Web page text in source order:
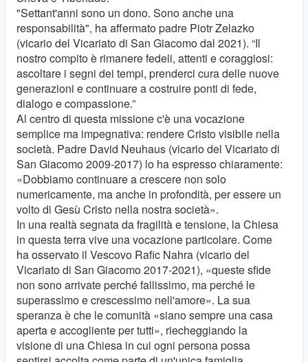
"Settant'anni sono un dono. Sono anche una
responsabilità", ha affermato padre Piotr Zelazko
(vicario del Vicariato di San Giacomo dal 2021). “Il
nostro compito è rimanere fedeli, attenti e coraggiosi:
ascoltare i segni dei tempi, prenderci cura delle nuove
generazioni e continuare a costruire ponti di fede,
dialogo e compassione.”
Al centro di questa missione c'è una vocazione
semplice ma impegnativa: rendere Cristo visibile nella
società. Padre David Neuhaus (vicario del Vicariato di
San Giacomo 2009-2017) lo ha espresso chiaramente:
«Dobbiamo continuare a crescere non solo
numericamente, ma anche in profondità, per essere un
volto di Gesù Cristo nella nostra società».
In una realtà segnata da fragilità e tensione, la Chiesa
in questa terra vive una vocazione particolare. Come
ha osservato il Vescovo Rafic Nahra (vicario del
Vicariato di San Giacomo 2017-2021), «queste sfide
non sono arrivate perché fallissimo, ma perché le
superassimo e crescessimo nell'amore». La sua
speranza è che le comunità «siano sempre una casa
aperta e accogliente per tutti», riecheggiando la
visione di una Chiesa in cui ogni persona possa